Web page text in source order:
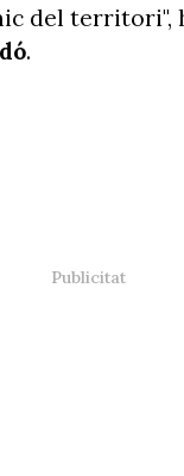
del territori",
.